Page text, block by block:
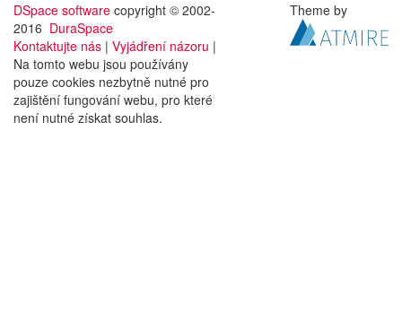
DSpace software copyright © 2002-
2016 DuraSpace
Kontaktujte nás | Vyjádření názoru |
Na tomto webu jsou používány
pouze cookies nezbytně nutné pro
zajištění fungování webu, pro které
není nutné získat souhlas.
Theme by